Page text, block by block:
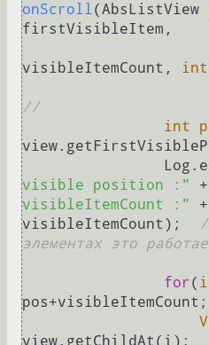
onScroll(AbsListView
firstVisibleItem,
visibleItemCount, int
//
int
visible position :"
visibleItemCount :"
+
visibleItemCount);
элементах это
for (
view.getChildAt(i);